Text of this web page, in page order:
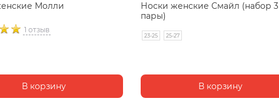
Молли
1 отзыв
Носки женские Смайл (набор 3
пары)
23-25 25-27